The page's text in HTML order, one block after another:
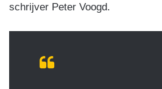
schrijver Peter Voogd.